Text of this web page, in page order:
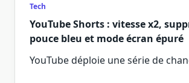
Tech
YouTube Shorts : vitesse x2,
pouce bleu et mode écran épuré
YouTube déploie une série de